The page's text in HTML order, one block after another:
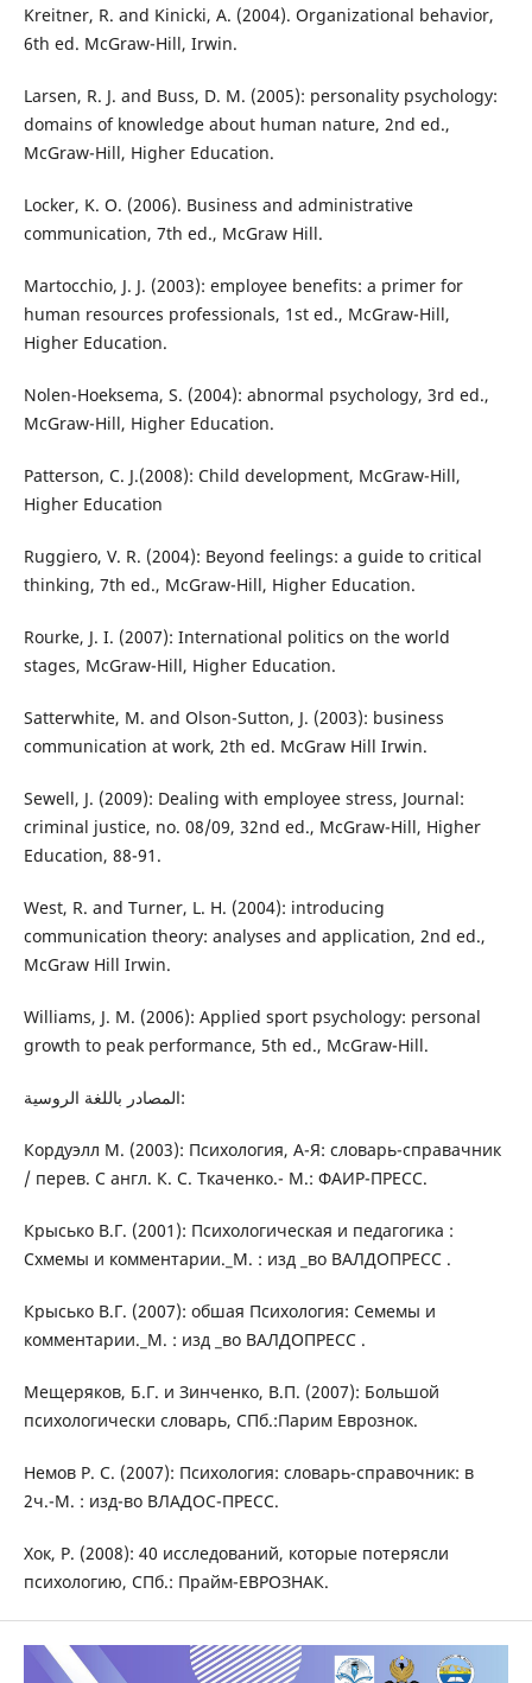
Kreitner, R. and Kinicki, A. (2004). Organizational behavior,
6th ed. McGraw-Hill, Irwin.
Larsen, R. J. and Buss, D. M. (2005): personality psychology:
domains of knowledge about human nature, 2nd ed.,
McGraw-Hill, Higher Education.
Locker, K. O. (2006). Business and administrative
communication, 7th ed., McGraw Hill.
Martocchio, J. J. (2003): employee benefits: a primer for
human resources professionals, 1st ed., McGraw-Hill,
Higher Education.
Nolen-Hoeksema, S. (2004): abnormal psychology, 3rd ed.,
McGraw-Hill, Higher Education.
Patterson, C. J.(2008): Child development, McGraw-Hill,
Higher Education
Ruggiero, V. R. (2004): Beyond feelings: a guide to critical
thinking, 7th ed., McGraw-Hill, Higher Education.
Rourke, J. I. (2007): International politics on the world
stages, McGraw-Hill, Higher Education.
Satterwhite, M. and Olson-Sutton, J. (2003): business
communication at work, 2th ed. McGraw Hill Irwin.
Sewell, J. (2009): Dealing with employee stress, Journal:
criminal justice, no. 08/09, 32nd ed., McGraw-Hill, Higher
Education, 88-91.
West, R. and Turner, L. H. (2004): introducing
communication theory: analyses and application, 2nd ed.,
McGraw Hill Irwin.
Williams, J. M. (2006): Applied sport psychology: personal
growth to peak performance, 5th ed., McGraw-Hill.
المصادر باللغة الروسية:
Кордуэлл М. (2003): Психология, А-Я: словарь-справачник
/ перев. С англ. К. С. Ткаченко.- М.: ФАИР-ПРЕСС.
Крысько В.Г. (2001): Психологическая и педагогика :
Схмемы и комментарии._М. : изд _во ВАЛДОПРЕСС .
Крысько В.Г. (2007): обшая Психология: Семемы и
комментарии._М. : изд _во ВАЛДОПРЕСС .
Мещеряков, Б.Г. и Зинченко, В.П. (2007): Большой
психологически словарь, СПб.:Парим Еврознок.
Немов Р. С. (2007): Психология: словарь-справочник: в
2ч.-М. : изд-во ВЛАДОС-ПРЕСС.
Хок, Р. (2008): 40 исследований, которые потерясли
психологию, СПб.: Прайм-ЕВРОЗНАК.